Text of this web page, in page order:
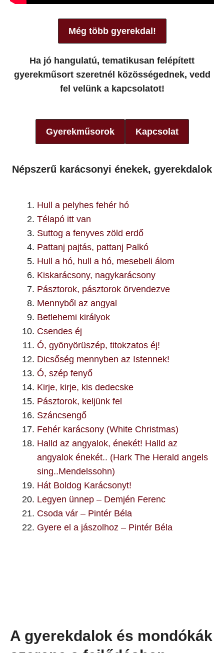
Még több gyerekdal!
Ha jó hangulatú, tematikusan felépített
gyerekműsort szeretnél közösségednek, vedd
fel velünk a kapcsolatot!
Gyerekműsorok Kapcsolat
Népszerű karácsonyi énekek, gyerekdalok
Hull a pelyhes fehér hó
Télapó itt van
Suttog a fenyves zöld erdő
Pattanj pajtás, pattanj Palkó
Hull a hó, hull a hó, mesebeli álom
Kiskarácsony, nagykarácsony
Pásztorok, pásztorok örvendezve
Mennyből az angyal
Betlehemi királyok
Csendes éj
Ó, gyönyörüszép, titokzatos éj!
Dicsőség mennyben az Istennek!
Ó, szép fenyő
Kirje, kirje, kis dedecske
Pásztorok, keljünk fel
Száncsengő
Fehér karácsony (White Christmas)
Halld az angyalok, énekét! Halld az
angyalok énekét.. (Hark The Herald angels
sing..Mendelssohn)
Hát Boldog Karácsonyt!
Legyen ünnep – Demjén Ferenc
Csoda vár – Pintér Béla
Gyere el a jászolhoz – Pintér Béla
A gyerekdalok és mondókák